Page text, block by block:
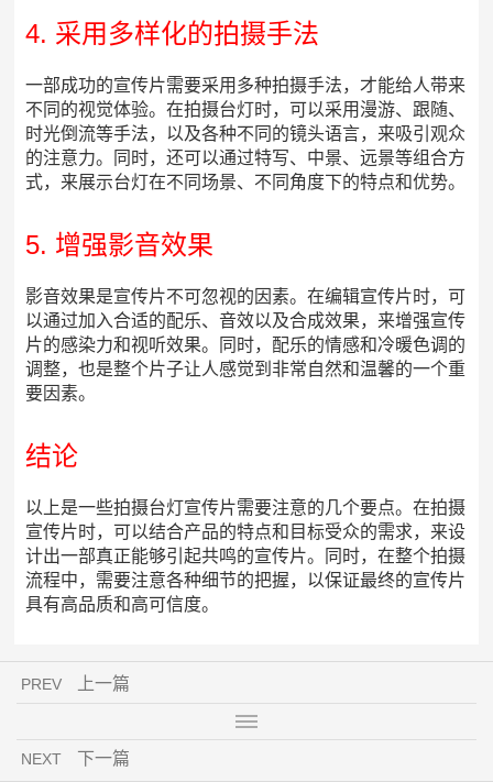
4. 采用多样化的拍摄手法
一部成功的宣传片需要采用多种拍摄手法，才能给人带来
不同的视觉体验。在拍摄台灯时，可以采用漫游、跟随、
时光倒流等手法，以及各种不同的镜头语言，来吸引观众
的注意力。同时，还可以通过特写、中景、远景等组合方
式，来展示台灯在不同场景、不同角度下的特点和优势。
5. 增强影音效果
影音效果是宣传片不可忽视的因素。在编辑宣传片时，可
以通过加入合适的配乐、音效以及合成效果，来增强宣传
片的感染力和视听效果。同时，配乐的情感和冷暖色调的
调整，也是整个片子让人感觉到非常自然和温馨的一个重
要因素。
结论
以上是一些拍摄台灯宣传片需要注意的几个要点。在拍摄
宣传片时，可以结合产品的特点和目标受众的需求，来设
计出一部真正能够引起共鸣的宣传片。同时，在整个拍摄
流程中，需要注意各种细节的把握，以保证最终的宣传片
具有高品质和高可信度。
PREV 上一篇
NEXT 下一篇